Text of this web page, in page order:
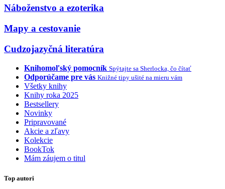
Náboženstvo a ezoterika
Mapy a cestovanie
Cudzojazyčná literatúra
Knihomoľský pomocník Spýtajte sa Sherlocka, čo čítať
Odporúčame pre vás Knižné tipy ušité na mieru vám
Všetky knihy
Knihy roka 2025
Bestsellery
Novinky
Pripravované
Akcie a zľavy
Kolekcie
BookTok
Mám záujem o titul
Top autori